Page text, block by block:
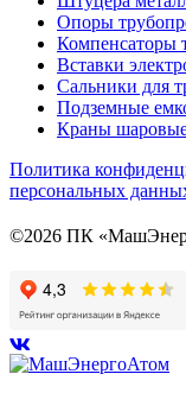
Опоры
Компенсаторы
Вставки
Сальники для
Подземные
Краны
Политика
персональных
©2026 ПК